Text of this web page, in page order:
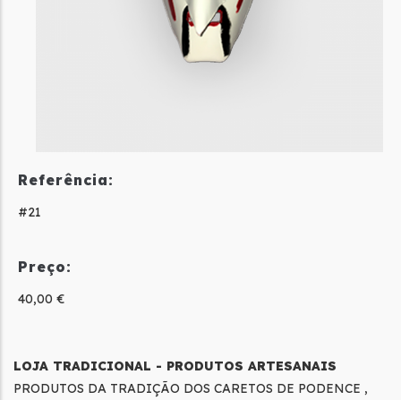
Referência:
#21
Preço:
40,00 €
LOJA TRADICIONAL - PRODUTOS ARTESANAIS
PRODUTOS DA TRADIÇÃO DOS CARETOS DE PODENCE ,